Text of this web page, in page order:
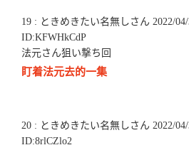
19 : ときめきたい名無しさん 2022/
ID:KFWHkCdP
法元さん狙い撃ち回
盯着法元去的一集
20 : ときめきたい名無しさん 2022/
ID:8rlCZlo2